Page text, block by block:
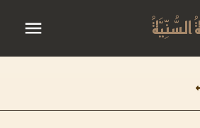
السُّنِّيَّةُ